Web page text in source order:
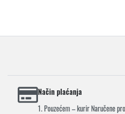
Način plaćanja
1. Pouzećem – kurir Naručene